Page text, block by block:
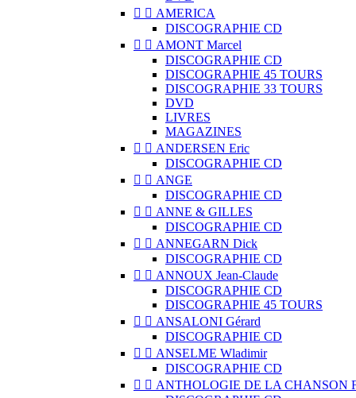
  AMERICA
DISCOGRAPHIE CD
  AMONT Marcel
DISCOGRAPHIE CD
DISCOGRAPHIE 45 TOURS
DISCOGRAPHIE 33 TOURS
DVD
LIVRES
MAGAZINES
  ANDERSEN Eric
DISCOGRAPHIE CD
  ANGE
DISCOGRAPHIE CD
  ANNE & GILLES
DISCOGRAPHIE CD
  ANNEGARN Dick
DISCOGRAPHIE CD
  ANNOUX Jean-Claude
DISCOGRAPHIE CD
DISCOGRAPHIE 45 TOURS
  ANSALONI Gérard
DISCOGRAPHIE CD
  ANSELME Wladimir
DISCOGRAPHIE CD
  ANTHOLOGIE DE LA CHANSON